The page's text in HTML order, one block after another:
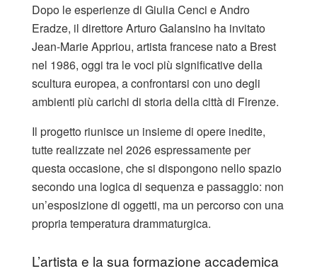
Dopo le esperienze di Giulia Cenci e Andro
Eradze, il direttore Arturo Galansino ha invitato
Jean-Marie Appriou, artista francese nato a Brest
nel 1986, oggi tra le voci più significative della
scultura europea, a confrontarsi con uno degli
ambienti più carichi di storia della città di Firenze.
Il progetto riunisce un insieme di opere inedite,
tutte realizzate nel 2026 espressamente per
questa occasione, che si dispongono nello spazio
secondo una logica di sequenza e passaggio: non
un’esposizione di oggetti, ma un percorso con una
propria temperatura drammaturgica.
L’artista e la sua formazione accademica